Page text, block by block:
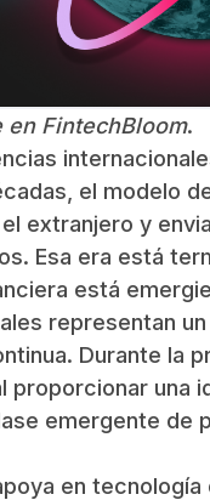
FintechBloom.
el modelo
extranjero y
Esa era está
está
representan
Durante la
proporcionar una
emergente
en